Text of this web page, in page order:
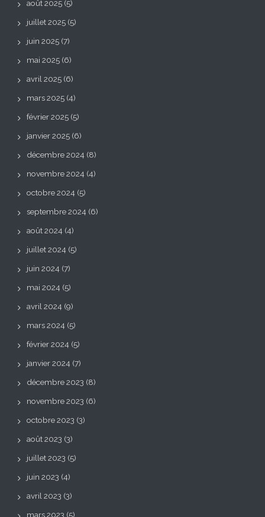
août 2025 (5)
juillet 2025 (5)
juin 2025 (7)
mai 2025 (6)
avril 2025 (6)
mars 2025 (4)
février 2025 (5)
janvier 2025 (6)
décembre 2024 (8)
novembre 2024 (4)
octobre 2024 (5)
septembre 2024 (6)
août 2024 (4)
juillet 2024 (5)
juin 2024 (7)
mai 2024 (5)
avril 2024 (9)
mars 2024 (5)
février 2024 (5)
janvier 2024 (7)
décembre 2023 (8)
novembre 2023 (6)
octobre 2023 (3)
août 2023 (3)
juillet 2023 (5)
juin 2023 (4)
avril 2023 (3)
mars 2023 (5)